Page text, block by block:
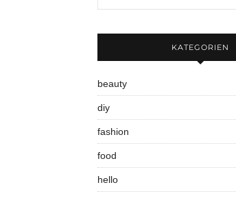
KATEGORIEN
beauty
diy
fashion
food
hello